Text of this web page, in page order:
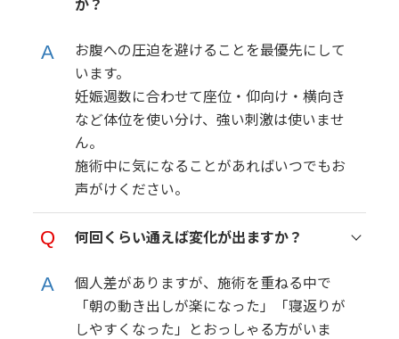
か？
お腹への圧迫を避けることを最優先にして
います。
妊娠週数に合わせて座位・仰向け・横向き
など体位を使い分け、強い刺激は使いませ
ん。
施術中に気になることがあればいつでもお
声がけください。
何回くらい通えば変化が出ますか？
個人差がありますが、施術を重ねる中で
「朝の動き出しが楽になった」「寝返りが
しやすくなった」とおっしゃる方がいま